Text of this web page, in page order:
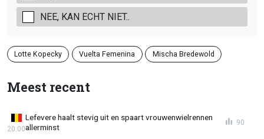
NEE, KAN ECHT NIET..
Lotte Kopecky Vuelta Femenina Mischa Bredewold
Meest recent
Lefevere haalt stevig uit en spaart vrouwenwielrennen
allerminst
20:00
90